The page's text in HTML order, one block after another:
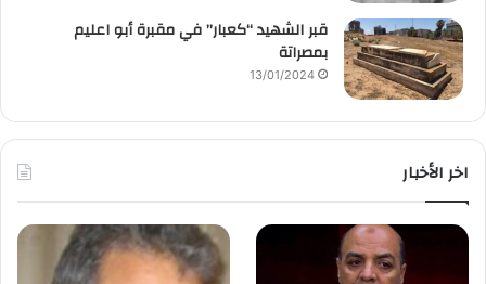
قبر الشهيد “كعبار” في مقبرة أبو اعليم
بمصراتة
13/01/2024
اخر الأخبار